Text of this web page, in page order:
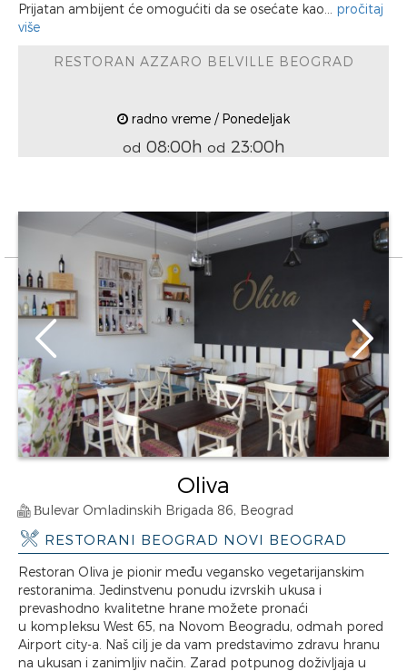
Prijatan ambijent će omogućiti da se osećate kao... pročitaj
više
RESTORAN AZZARO BELVILLE BEOGRAD
radno vreme / Ponedeljak
od 08:00h od 23:00h
Oliva
Вulevar Omladinskih Brigada 86, Beograd
RESTORANI BEOGRAD NOVI BEOGRAD
Restoran Oliva je pionir među vegansko vegetarijanskim
restoranima. Jedinstvenu ponudu izvrskih ukusa i
prevashodno kvalitetne hrane možete pronaći
u kompleksu West 65, na Novom Beogradu, odmah pored
Airport city-a. Naš cilj je da vam predstavimo zdravu hranu
na ukusan i zanimljiv način. Zarad potpunog doživljaja u